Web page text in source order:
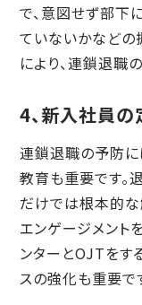
で、意図せず部下
ていないかなどの
により、連鎖退職
4、新入社員の
連鎖退職の予防
教育も重要です。
だけでは根本的
エンゲージメント
ンターとOJTをす
スの強化も重要で